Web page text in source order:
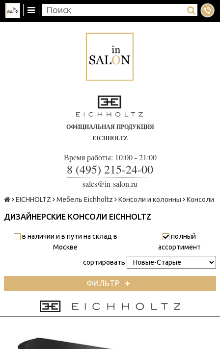
ОФИЦИАЛЬНАЯ ПРОДУКЦИЯ
EICHHOLTZ
Время работы: 10:00 - 21:00
8 (495) 215-24-00
sales@in-salon.ru
EICHHOLTZ Мебель Eichholtz Консоли и колонны Консоли
ДИЗАЙНЕРСКИЕ КОНСОЛИ EICHHOLTZ
в наличии и в пути на склад в
Москве
полный
ассортимент
сортировать
ФИЛЬТР